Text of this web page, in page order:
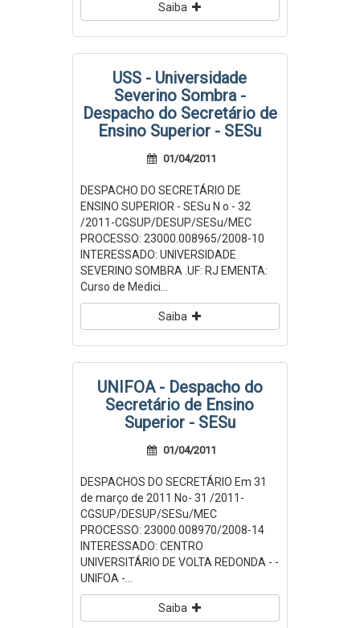
Saiba
USS - Universidade
Severino Sombra -
Despacho do Secretário de
Ensino Superior - SESu
01/04/2011
DESPACHO DO SECRETÁRIO DE
ENSINO SUPERIOR - SESu N o - 32
/2011-CGSUP/DESUP/SESu/MEC
PROCESSO: 23000.008965/2008-10
INTERESSADO: UNIVERSIDADE
SEVERINO SOMBRA .UF: RJ EMENTA:
Curso de Medici...
Saiba
UNIFOA - Despacho do
Secretário de Ensino
Superior - SESu
01/04/2011
DESPACHOS DO SECRETÁRIO Em 31
de março de 2011 No- 31 /2011-
CGSUP/DESUP/SESu/MEC
PROCESSO: 23000.008970/2008-14
INTERESSADO: CENTRO
UNIVERSITÁRIO DE VOLTA REDONDA - -
UNIFOA -...
Saiba